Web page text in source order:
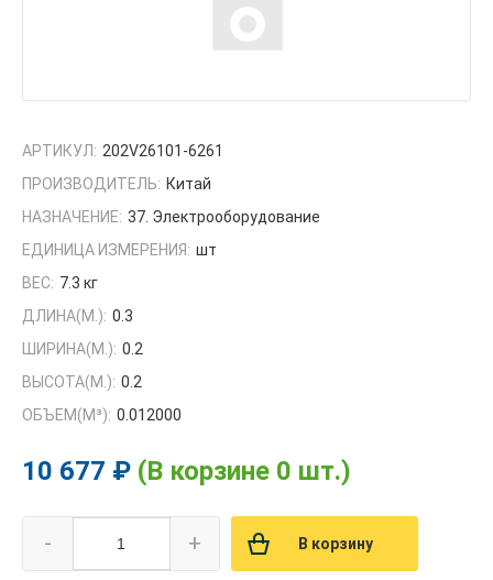
АРТИКУЛ: 202V26101-6261
ПРОИЗВОДИТЕЛЬ: Китай
НАЗНАЧЕНИЕ: 37. Электрооборудование
ЕДИНИЦА ИЗМЕРЕНИЯ: шт
ВЕС: 7.3 кг
ДЛИНА(М.): 0.3
ШИРИНА(М.): 0.2
ВЫСОТА(М.): 0.2
ОБЪЕМ(M³): 0.012000
10 677 ₽ (В корзине 0 шт.)
- + В корзину